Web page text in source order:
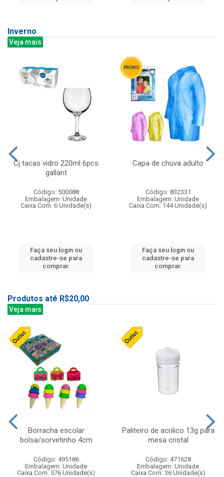
Inverno
Veja mais
Cj tacas vidro 220ml 6pcs
gallant
Código: 500088
Embalagem: Unidade
Caixa Com: 6 Unidade(s)
Faça seu login ou
cadastre-se para
comprar.
Capa de chuva adulto
Código: 832331
Embalagem: Unidade
Caixa Com: 144 Unidade(s)
Faça seu login ou
cadastre-se para
comprar.
Produtos até R$20,00
Veja mais
Borracha escolar
bolsa/sorvetinho 4cm
Código: 495186
Embalagem: Unidade
Caixa Com: 576 Unidade(s)
Paliteiro de acrilico 13g para
mesa cristal
Código: 471628
Embalagem: Unidade
Caixa Com: 36 Unidade(s)